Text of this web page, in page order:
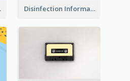
Flyer Disinfection Information Flyer